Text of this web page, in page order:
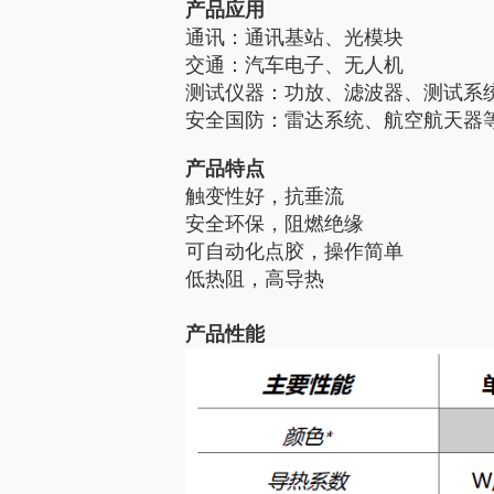
产品应用
通讯：通讯基站、光模块
交通：汽车电子、无人机
测试仪器：功放、滤波器、测试系
安全国防：雷达系统、航空航天器
产品特点
触变性好，抗垂流
安全环保，阻燃绝缘
可自动化点胶，操作简单
低热阻，高导热
产品性能